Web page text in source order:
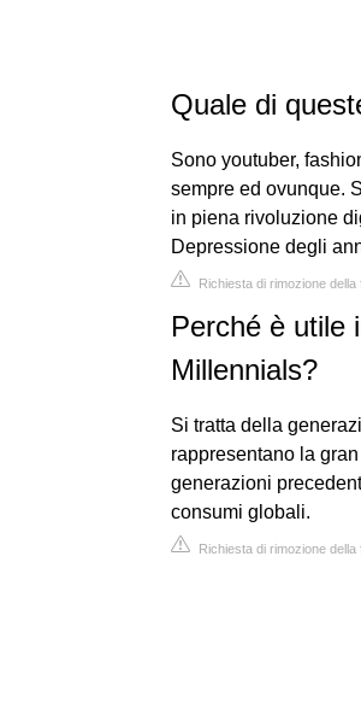
Quale di
Sono youtuber,
sempre ed ovunque.
in piena rivoluzione
Depressione degli
Richiesta di rimozione della
Perché è utile
Millennials?
Si tratta della
rappresentano la
generazioni
consumi globali.
Richiesta di rimozione della